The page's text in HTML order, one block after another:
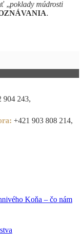
„poklady múdrosti
.
904 243,
+421 903 808 214,
Koňa – čo nám